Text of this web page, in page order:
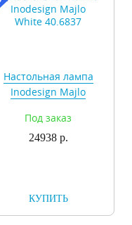
Настольная лампа
Inodesign Majlo
Под заказ
24938 р.
КУПИТЬ